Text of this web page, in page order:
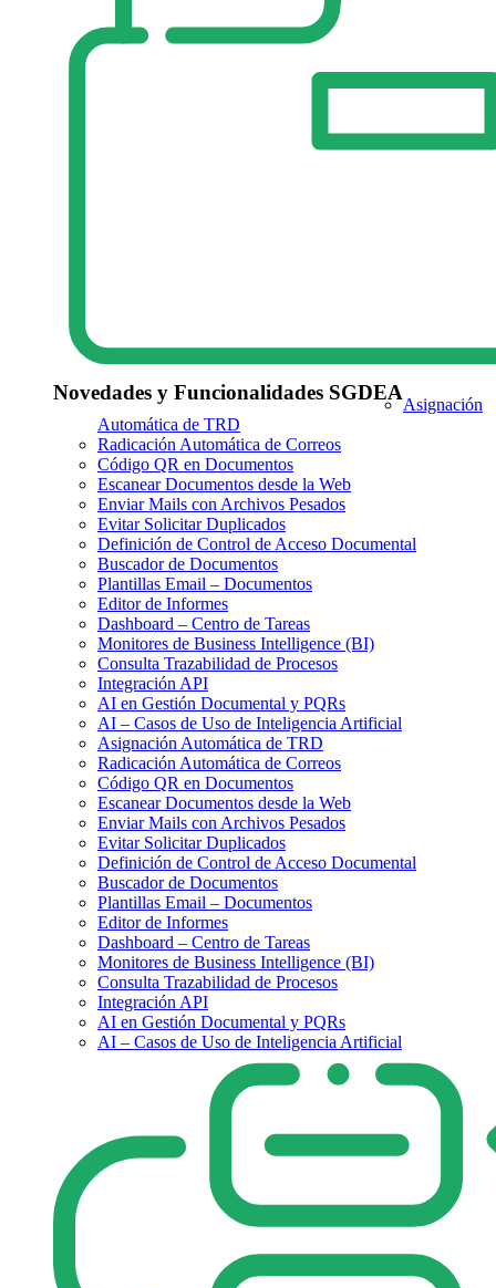
Novedades y Funcionalidades SGDEA
Asignación
Automática de TRD
Radicación Automática de Correos
Código QR en Documentos
Escanear Documentos desde la Web
Enviar Mails con Archivos Pesados
Evitar Solicitar Duplicados
Definición de Control de Acceso Documental
Buscador de Documentos
Plantillas Email – Documentos
Editor de Informes
Dashboard – Centro de Tareas
Monitores de Business Intelligence (BI)
Consulta Trazabilidad de Procesos
Integración API
AI en Gestión Documental y PQRs
AI – Casos de Uso de Inteligencia Artificial
Asignación Automática de TRD
Radicación Automática de Correos
Código QR en Documentos
Escanear Documentos desde la Web
Enviar Mails con Archivos Pesados
Evitar Solicitar Duplicados
Definición de Control de Acceso Documental
Buscador de Documentos
Plantillas Email – Documentos
Editor de Informes
Dashboard – Centro de Tareas
Monitores de Business Intelligence (BI)
Consulta Trazabilidad de Procesos
Integración API
AI en Gestión Documental y PQRs
AI – Casos de Uso de Inteligencia Artificial